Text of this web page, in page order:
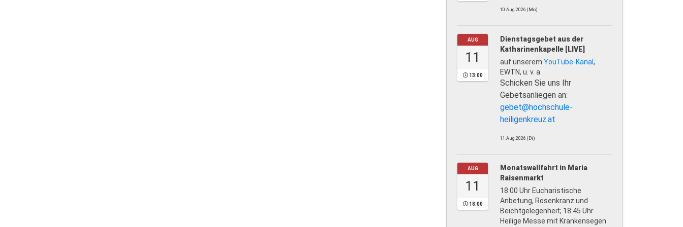
10.Aug.2026 (Mo)
AUG
11
13:00
Dienstagsgebet aus der
Katharinenkapelle [LIVE]
auf unserem YouTube-Kanal ,
EWTN, u. v. a.
Schicken Sie uns Ihr
Gebetsanliegen an:
gebet@hochschule-
heiligenkreuz.at
11.Aug.2026 (Di)
AUG
11
18:00
Monatswallfahrt in Maria
Raisenmarkt
18:00 Uhr Eucharistische
Anbetung, Rosenkranz und
Beichtgelegenheit; 18:45 Uhr
Heilige Messe mit Krankensegen